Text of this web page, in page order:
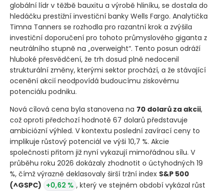
globální lídr v těžbě bauxitu a výrobě hliníku, se dostala do
hledáčku prestižní investiční banky Wells Fargo. Analytička
Timna Tanners se rozhodla pro razantní krok a zvýšila
investiční doporučení pro tohoto průmyslového giganta z
neutrálního stupně na „overweight“. Tento posun odráží
hluboké přesvědčení, že trh dosud plně nedocenil
strukturální změny, kterými sektor prochází, a že stávající
ocenění akcií neodpovídá budoucímu ziskovému
potenciálu podniku.
Nová cílová cena byla stanovena na 70 dolarů za akcii,
což oproti předchozí hodnotě 67 dolarů představuje
ambiciózní výhled. V kontextu poslední zavírací ceny to
implikuje růstový potenciál ve výši 10,7 %. Akcie
společnosti přitom již nyní vykazují mimořádnou sílu. V
průběhu roku 2026 dokázaly zhodnotit o úctyhodných 19
%, čímž výrazně deklasovaly širší tržní index S&P 500
(^GSPC) +0,62 % , který ve stejném období vykázal růst